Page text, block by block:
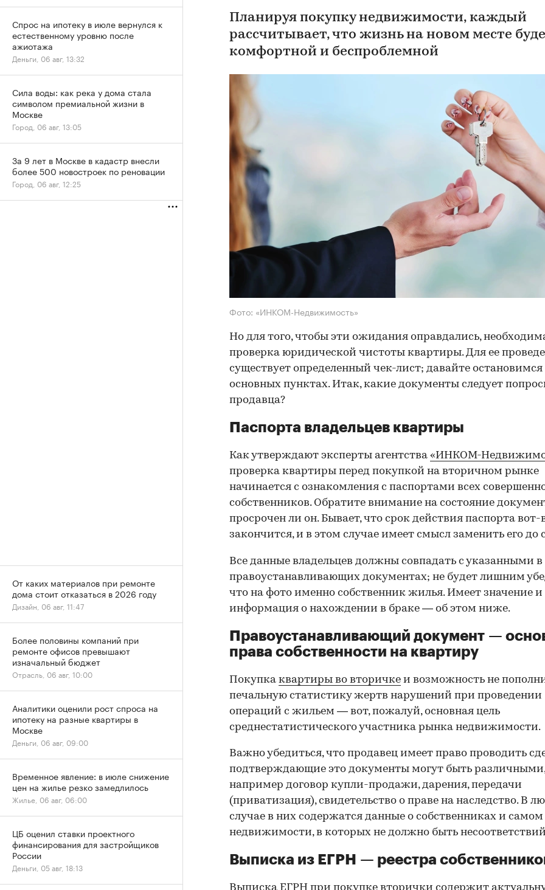
Планируя покупку недвижимости, каждый
рассчитывает, что жизнь на новом месте
комфортной и беспроблемной
Фото: «ИНКОМ-Недвижимость»
Но для того, чтобы эти ожидания оправдались,
проверка юридической чистоты квартиры. Для ее
существует определенный чек-лист; давайте остановимся
основных пунктах. Итак, какие документы следует
продавца?
Паспорта владельцев квартиры
Как утверждают эксперты агентства «ИНКОМ-
проверка квартиры перед покупкой на вторичном рынке
начинается с ознакомления с паспортами всех
собственников. Обратите внимание на состояние
просрочен ли он. Бывает, что срок действия паспорта вот-
закончится, и в этом случае имеет смысл заменить его до
Все данные владельцев должны совпадать с указанными в
правоустанавливающих документах; не будет лишним
что на фото именно собственник жилья. Имеет значение и
информация о нахождении в браке — об этом ниже.
Правоустанавливающий документ —
права собственности на квартиру
Покупка квартиры во вторичке и возможность не
печальную статистику жертв нарушений при проведении
операций с жильем — вот, пожалуй, основная цель
среднестатистического участника рынка недвижимости.
Важно убедиться, что продавец имеет право проводить
подтверждающие это документы могут быть различными,
например договор купли-продажи, дарения, передачи
(приватизация), свидетельство о праве на наследство. В
случае в них содержатся данные о собственниках и самом
недвижимости, в которых не должно быть
Выписка из ЕГРН — реестра
Спрос на ипотеку в июле вернулся к
естественному уровню после
ажиотажа
Деньги, 06 авг, 13:32
Сила воды: как река у дома стала
символом премиальной жизни в
Москве
Город, 06 авг, 13:05
За 9 лет в Москве в кадастр внесли
более 500 новостроек по реновации
Город, 06 авг, 12:25
От каких материалов при ремонте
дома стоит отказаться в 2026 году
Дизайн, 06 авг, 11:47
Более половины компаний при
ремонте офисов превышают
изначальный бюджет
Отрасль, 06 авг, 10:00
Аналитики оценили рост спроса на
ипотеку на разные квартиры в
Москве
Деньги, 06 авг, 09:00
Временное явление: в июле снижение
цен на жилье резко замедлилось
Жилье, 06 авг, 06:00
ЦБ оценил ставки проектного
финансирования для застройщиков
России
Деньги, 05 авг, 18:13